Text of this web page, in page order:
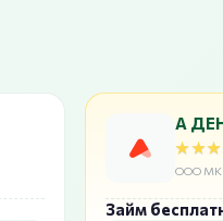
А
ООО
Займ